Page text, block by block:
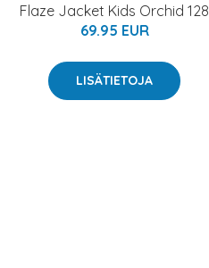
Flaze Jacket Kids Orchid 128
69.95 EUR
LISÄTIETOJA